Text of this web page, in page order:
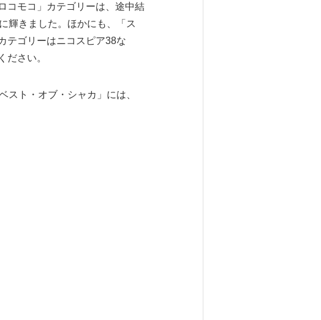
コモコ」カテゴリーは、途中結
輝きました。ほかにも、「ス
テゴリーはニコスピア38な
ださい。
ト・オブ・シャカ」には、